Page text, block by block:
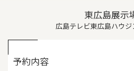
東広島展示
広島テレビ東広島ハウ
予約内容